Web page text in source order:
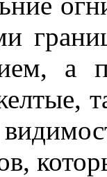
а